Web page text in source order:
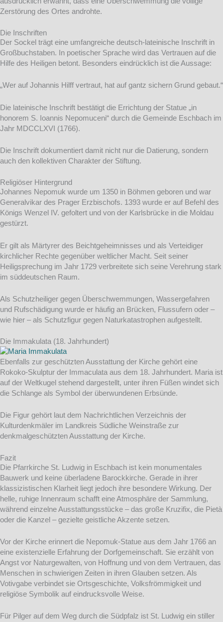
Zerstörung des Ortes androhte.
Die Inschriften
Der Sockel trägt eine umfangreiche deutsch-lateinische Inschrift in
Großbuchstaben. In poetischer Sprache wird das Vertrauen auf die
Hilfe des Heiligen betont. Besonders eindrücklich ist die Aussage:
„Wer auf Johannis Hilff vertraut, hat auf gantz sichern Grund gebaut.“
Die lateinische Inschrift bestätigt die Errichtung der Statue „in
honorem S. Ioannis Nepomuceni“ durch die Gemeinde Eschbach im
Jahr MDCCLXVI (1766).
Die Inschrift dokumentiert damit nicht nur die Datierung, sondern
auch den kollektiven Charakter der Stiftung.
Religiöser Hintergrund
Johannes Nepomuk wurde um 1350 in Böhmen geboren und war
Generalvikar des Prager Erzbischofs. 1393 wurde er auf Befehl des
Königs Wenzel IV. gefoltert und von der Karlsbrücke in die Moldau
gestürzt.
Er gilt als Märtyrer des Beichtgeheimnisses und als Verteidiger
kirchlicher Rechte gegenüber weltlicher Macht. Seit seiner
Heiligsprechung im Jahr 1729 verbreitete sich seine Verehrung stark
im süddeutschen Raum.
Als Schutzheiliger gegen Überschwemmungen, Wassergefahren
und Rufschädigung wurde er häufig an Brücken, Flussufern oder –
wie hier – als Schutzfigur gegen Naturkatastrophen aufgestellt.
Die Immakulata (18. Jahrhundert)
Ebenfalls zur geschützten Ausstattung der Kirche gehört eine
Rokoko-Skulptur der Immaculata aus dem 18. Jahrhundert. Maria ist
auf der Weltkugel stehend dargestellt, unter ihren Füßen windet sich
die Schlange als Symbol der überwundenen Erbsünde.
Die Figur gehört laut dem Nachrichtlichen Verzeichnis der
Kulturdenkmäler im Landkreis Südliche Weinstraße zur
denkmalgeschützten Ausstattung der Kirche.
Fazit
Die Pfarrkirche St. Ludwig in Eschbach ist kein monumentales
Bauwerk und keine überladene Barockkirche. Gerade in ihrer
klassizistischen Klarheit liegt jedoch ihre besondere Wirkung. Der
helle, ruhige Innenraum schafft eine Atmosphäre der Sammlung,
während einzelne Ausstattungsstücke – das große Kruzifix, die Pietà
oder die Kanzel – gezielte geistliche Akzente setzen.
Vor der Kirche erinnert die Nepomuk-Statue aus dem Jahr 1766 an
eine existenzielle Erfahrung der Dorfgemeinschaft. Sie erzählt von
Angst vor Naturgewalten, von Hoffnung und von dem Vertrauen, das
Menschen in schwierigen Zeiten in ihren Glauben setzen. Als
Votivgabe verbindet sie Ortsgeschichte, Volksfrömmigkeit und
religiöse Symbolik auf eindrucksvolle Weise.
Für Pilger auf dem Weg durch die Südpfalz ist St. Ludwig ein stiller